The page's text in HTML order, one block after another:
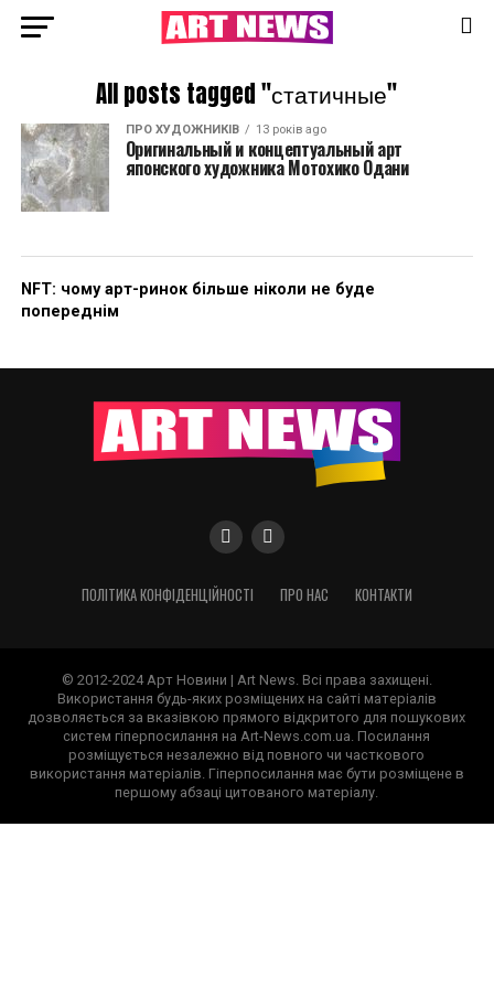
All posts tagged "статичные"
ПРО ХУДОЖНИКІВ 13 років ago
Оригинальный и концептуальный арт
японского художника Мотохико Одани
NFT: чому арт-ринок більше ніколи не буде
попереднім
ПОЛІТИКА КОНФІДЕНЦІЙНОСТІ ПРО НАС КОНТАКТИ
© 2012-2024 Арт Новини | Art News. Всі права захищені.
Використання будь-яких розміщених на сайті матеріалів
дозволяється за вказівкою прямого відкритого для пошукових
систем гіперпосилання на Art-News.com.ua. Посилання
розміщується незалежно від повного чи часткового
використання матеріалів. Гіперпосилання має бути розміщене в
першому абзаці цитованого матеріалу.